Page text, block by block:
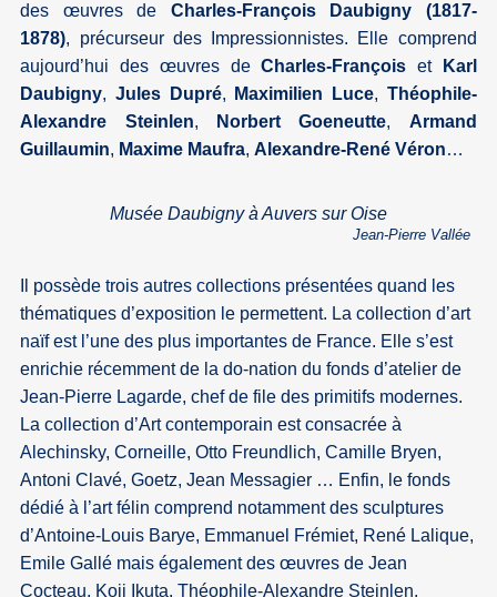
des œuvres de Charles-François Daubigny (1817-
1878), précurseur des Impressionnistes. Elle comprend
aujourd’hui des œuvres deCharles-François et
Karl
Daubigny,Jules Dupré, Maximilien Luce, Théophile-
Alexandre Steinlen, Norbert Goeneutte, Armand
Guillaumin, Maxime Maufra,Alexandre-RenéVéron…
Musée Daubigny à Auvers sur Oise
Jean-Pierre Vallée
Il possède trois autres collections présentées quand les
thématiques d’exposition le permettent. La collection d’art
naïf est l’une des plus importantes de France. Elle s’est
enrichie récemment de la do-nation du fonds d’atelier de
Jean-Pierre Lagarde, chef de file des primitifs modernes.
La collection d’Art contemporain est consacrée à
Alechinsky, Corneille, Otto Freundlich, Camille Bryen,
Antoni Clavé, Goetz, Jean Messagier … Enfin, le fonds
dédié à l’art félin comprend notamment des sculptures
d’Antoine-Louis Barye, Emmanuel Frémiet, René Lalique,
Emile Gallé mais également des œuvres de Jean
Cocteau, Koji Ikuta, Théophile-Alexandre Steinlen.